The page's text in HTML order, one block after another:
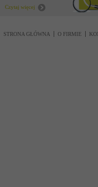
Czytaj więcej
STRONA GŁÓWNA O FIRMIE